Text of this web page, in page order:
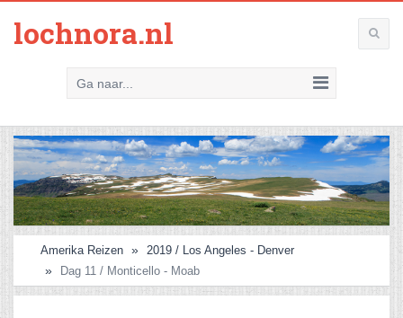
lochnora.nl
Ga naar...
Amerika Reizen
2019 / Los Angeles - Denver
Dag 11 / Monticello - Moab